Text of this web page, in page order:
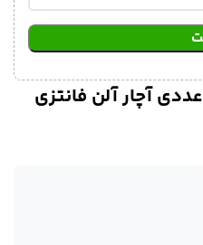
مجموعه ۸ عددی آچار آلن فانتزی